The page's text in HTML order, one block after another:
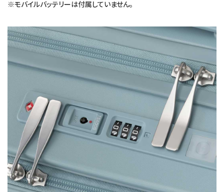
※モバイルバッテリーは付属していません。